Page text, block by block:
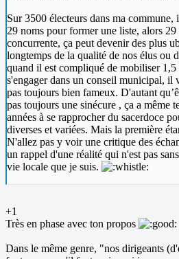
Sur 3500 électeurs dans ma
29 noms pour former une liste, alors
concurrente, ça peut devenir des plus
longtemps de la qualité de nos élus ou
quand il est compliqué de mobiliser
s'engager dans un conseil municipal, il
pas toujours bien fameux. D'autant
pas toujours une sinécure , ça a même
années à se rapprocher du sacerdoce
diverses et variées. Mais la première
N'allez pas y voir une critique des
un rappel d'une réalité qui n'est pas
vie locale que je suis.
+1
Très en phase avec ton propos
Dans le même genre, "nos dirigeants